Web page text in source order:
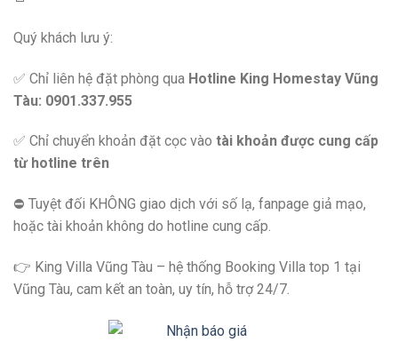
Quý khách lưu ý:
✅ Chỉ liên hệ đặt phòng qua Hotline King Homestay Vũng
Tàu: 0901.337.955
✅ Chỉ chuyển khoản đặt cọc vào tài khoản được cung cấp
từ hotline trên
⛔️ Tuyệt đối KHÔNG giao dịch với số lạ, fanpage giả mạo,
hoặc tài khoản không do hotline cung cấp.
👉 King Villa Vũng Tàu – hệ thống Booking Villa top 1 tại
Vũng Tàu, cam kết an toàn, uy tín, hỗ trợ 24/7.